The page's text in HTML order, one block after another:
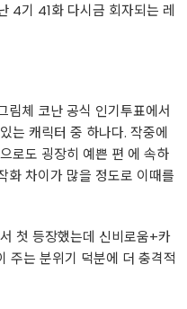
4기 41화 다시금 회자되는 레
림체 코난 공식 인기투표에서
는 캐릭터 중 하나다. 작중에
로도 굉장히 예쁜 편 에 속하
화 차이가 많을 정도로 이때를
첫 등장했는데 신비로움+카
주는 분위기 덕분에 더 충격적